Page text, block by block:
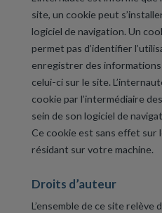
site, un cookie peut
logiciel de navigation. Un
permet pas d’identifier
enregistrer des informations
celui-ci sur le site.
cookie par l’intermédiaire
sein de son logiciel de
Ce cookie est sans effet sur
résidant sur votre machine.
Droits d’auteur
L’ensemble de ce site relève